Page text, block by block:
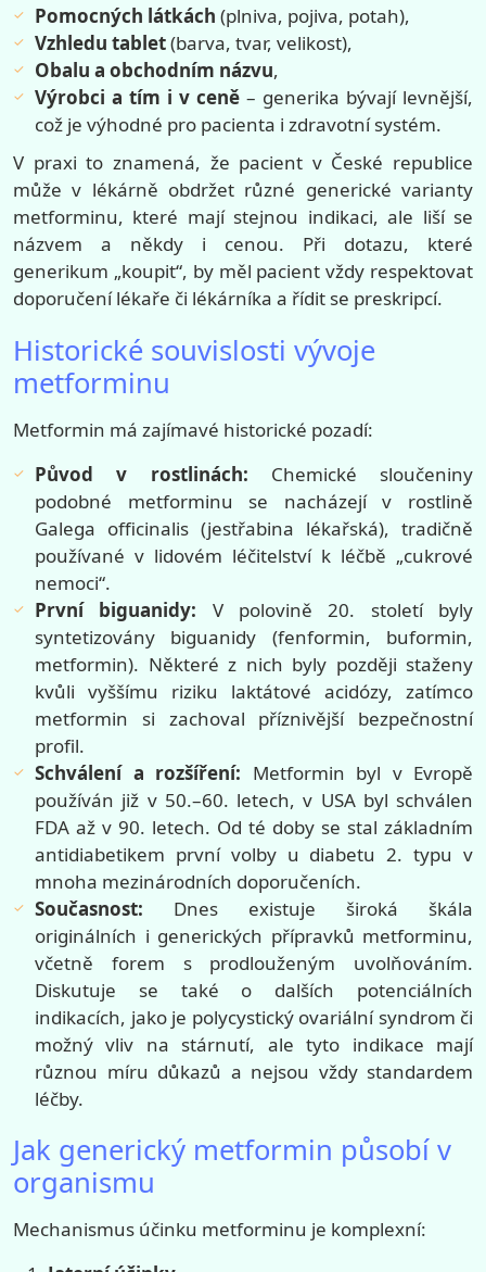
Pomocných látkách (plniva, pojiva, potah),
Vzhledu tablet(barva, tvar, velikost),
Obalu a obchodním názvu,
Výrobci a tím i v ceně – generika bývají levnější,
což je výhodné pro pacienta i zdravotní systém.
V praxi to znamená, že pacient v České republice
může v lékárně obdržet různé generické varianty
metforminu, které mají stejnou indikaci, ale liší se
názvem a někdy i cenou. Při dotazu, které
generikum „koupit“, by měl pacient vždy respektovat
doporučení lékaře či lékárníka a řídit se preskripcí.
Historické souvislosti vývoje
metforminu
Metformin má zajímavé historické pozadí:
Původ v rostlinách: Chemické sloučeniny
podobné metforminu se nacházejí v rostlině
Galega officinalis (jestřabina lékařská), tradičně
používané v lidovém léčitelství k léčbě „cukrové
nemoci“.
První biguanidy: V polovině 20. století byly
syntetizovány biguanidy (fenformin, buformin,
metformin). Některé z nich byly později staženy
kvůli vyššímu riziku laktátové acidózy, zatímco
metformin si zachoval příznivější bezpečnostní
profil.
Schválení a rozšíření: Metformin byl v Evropě
používán již v 50.–60. letech, v USA byl schválen
FDA až v 90. letech. Od té doby se stal základním
antidiabetikem první volby u diabetu 2. typu v
mnoha mezinárodních doporučeních.
Současnost: Dnes existuje široká škála
originálních i generických přípravků metforminu,
včetně forem s prodlouženým uvolňováním.
Diskutuje se také o dalších potenciálních
indikacích, jako je polycystický ovariální syndrom či
možný vliv na stárnutí, ale tyto indikace mají
různou míru důkazů a nejsou vždy standardem
léčby.
Jak generický metformin působí v
organismu
Mechanismus účinku metforminu je komplexní: